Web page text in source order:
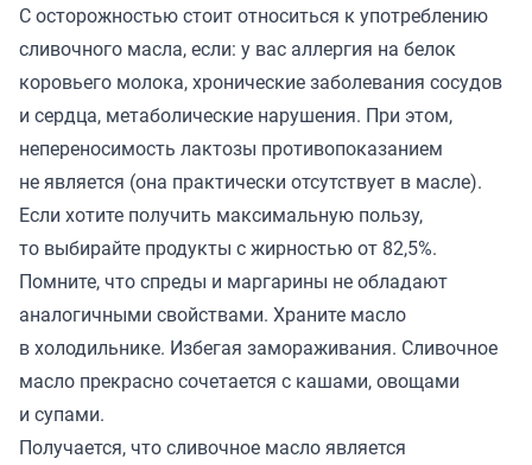
С осторожностью стоит относиться к употреблению
сливочного масла, если: у вас аллергия на белок
коровьего молока, хронические заболевания сосудов
и сердца, метаболические нарушения. При этом,
непереносимость лактозы противопоказанием
не является (она практически отсутствует в масле).
Если хотите получить максимальную пользу,
то выбирайте продукты с жирностью от 82,5%.
Помните, что спреды и маргарины не обладают
аналогичными свойствами. Храните масло
в холодильнике. Избегая замораживания. Сливочное
масло прекрасно сочетается с кашами, овощами
и супами.
Получается, что сливочное масло является